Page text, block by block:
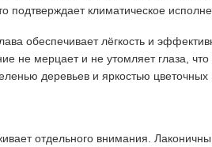
подтверждает климатическое
обеспечивает лёгкость и
не мерцает и не утомляет глаза,
деревьев и яркостью
отдельного внимания.